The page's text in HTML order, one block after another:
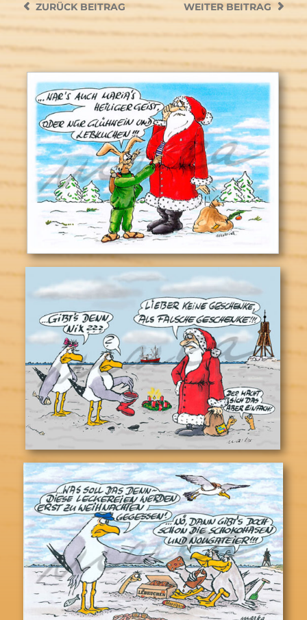
WEITERBEITRAG
ZURÜCKBEITRAG